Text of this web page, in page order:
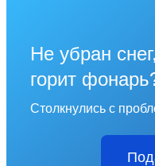
Не убран
горит
Столкнулись с